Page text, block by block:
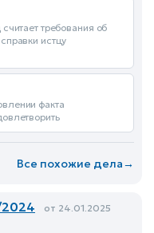
требования об
истцу
факта
Все похожие дела→
от 24.01.2025